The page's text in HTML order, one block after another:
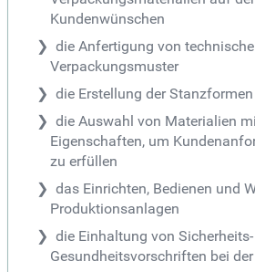
Kundenwünschen
die Anfertigung von
Verpackungsmuster
die Erstellung der
die Auswahl von Materialien
Eigenschaften, um
zu erfüllen
das Einrichten, Bedienen und
Produktionsanlagen
die Einhaltung von
Gesundheitsvorschriften bei